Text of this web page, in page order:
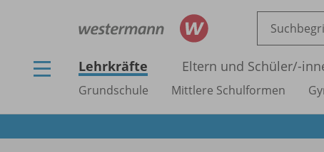
Lehrkräfte Eltern und Schüler/-
Grundschule Mittlere Schulformen